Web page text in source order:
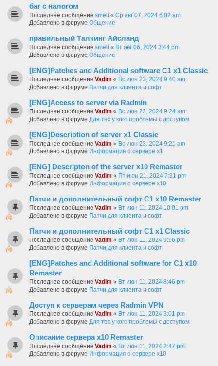
баг с налогом
Последнее сообщение smeli « Ср авг 07, 2024 6:02 am
Добавлено в форуме Общение
правильный Талкинг Айсланд
Последнее сообщение smeli « Вт авг 06, 2024 3:44 pm
Добавлено в форуме Общение
[ENG]Patches and Additional software C1 x1 Classic
Последнее сообщение Vadim « Вс июн 23, 2024 9:40 am
Добавлено в форуме Патчи для клиента и софт
[ENG]Access to server via Radmin
Последнее сообщение Vadim « Вс июн 23, 2024 9:24 am
Добавлено в форуме Для тех у кого проблемы с доступом
[ENG]Description of server x1 Classic
Последнее сообщение Vadim « Вс июн 23, 2024 9:21 am
Добавлено в форуме Информация о сервере x1
[ENG] Descripton of the server x10 Remaster
Последнее сообщение Vadim « Пт июн 21, 2024 7:31 pm
Добавлено в форуме Информация о сервере x10
Патчи и дополнительный софт C1 х10 Remaster
Последнее сообщение Vadim « Вт июн 11, 2024 10:01 pm
Добавлено в форуме Патчи для клиента и софт
Патчи и дополнительный софт C1 x1 Classic
Последнее сообщение Vadim « Вт июн 11, 2024 9:56 pm
Добавлено в форуме Патчи для клиента и софт
[ENG]Patches and Additional software for C1 x10
Remaster
Последнее сообщение Vadim « Вт июн 11, 2024 8:46 pm
Добавлено в форуме Патчи для клиента и софт
Доступ к серверам через Radmin VPN
Последнее сообщение Vadim « Вт июн 11, 2024 3:01 pm
Добавлено в форуме Для тех у кого проблемы с доступом
Описание сервера х10 Remaster
Последнее сообщение Vadim « Вт июн 11, 2024 2:47 pm
Добавлено в форуме Информация о сервере x10